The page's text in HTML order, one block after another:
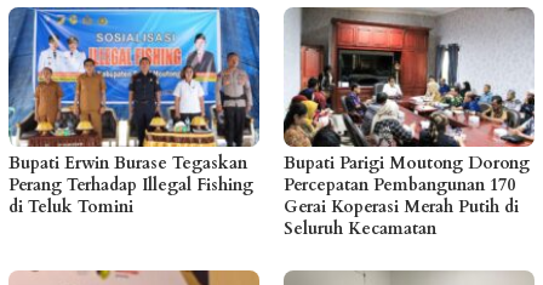
Bupati Erwin Burase Tegaskan
Perang Terhadap Illegal Fishing
di Teluk Tomini
Bupati Parigi Moutong Dorong
Percepatan Pembangunan 170
Gerai Koperasi Merah Putih di
Seluruh Kecamatan